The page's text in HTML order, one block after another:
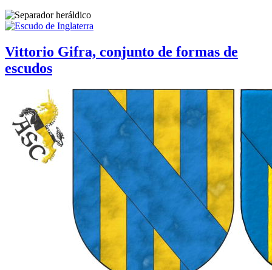
Vittorio Gifra, conjunto de formas de
escudos